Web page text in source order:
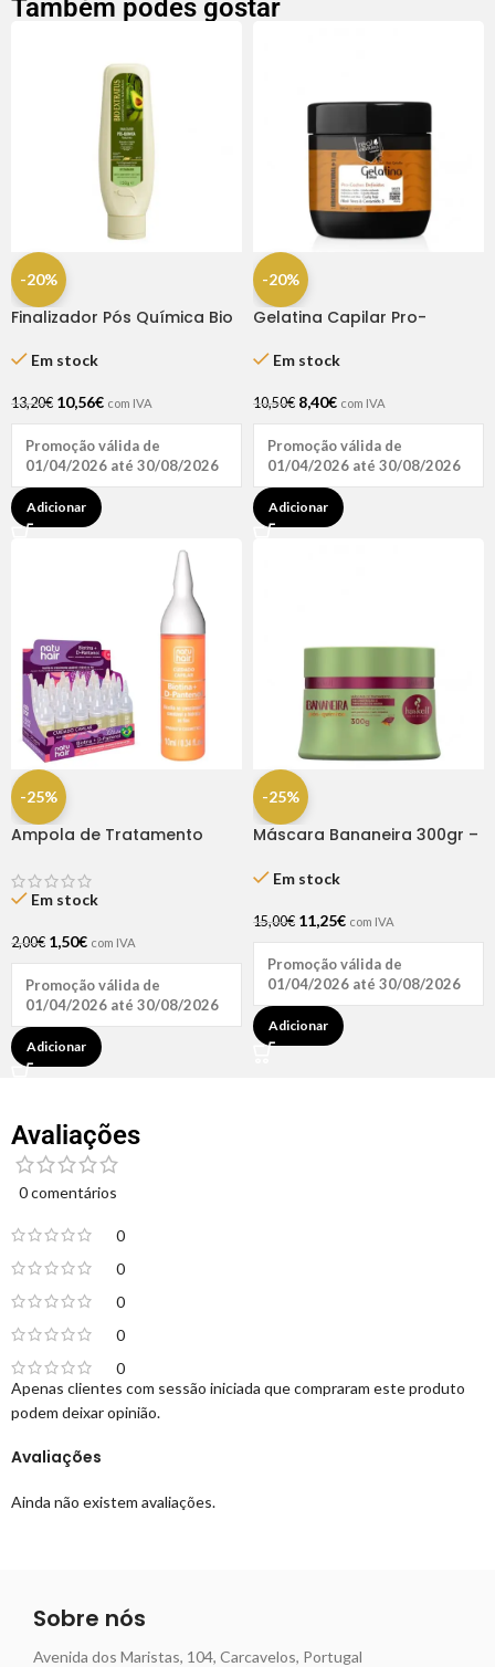
Também podes gostar
-20%
Finalizador Pós Química Bio
Em stock
13,20€ 10,56€ com IVA
Promoção válida de
01/04/2026 até 30/08/2026
Adicionar
-20%
Gelatina Capilar Pro-
Em stock
10,50€ 8,40€ com IVA
Promoção válida de
01/04/2026 até 30/08/2026
Adicionar
-25%
Ampola de Tratamento
Hair (1 UNIDADE)
Em stock
2,00€ 1,50€ com IVA
Promoção válida de
01/04/2026 até 30/08/2026
Adicionar
-25%
Máscara Bananeira 300gr –
Em stock
15,00€ 11,25€ com IVA
Promoção válida de
01/04/2026 até 30/08/2026
Adicionar
Avaliações
0 comentários
0
0
0
0
0
Avaliações
Ainda não existem avaliações.
Apenas clientes com sessão iniciada que compraram este produto
podem deixar opinião.
Sobre nós
Avenida dos Maristas, 104, Carcavelos, Portugal